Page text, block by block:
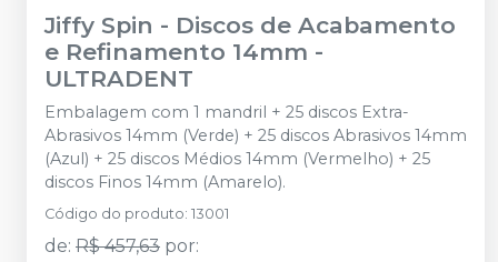
Jiffy Spin - Discos de Acabamento
e Refinamento 14mm -
ULTRADENT
Embalagem com 1 mandril + 25 discos Extra-
Abrasivos 14mm (Verde) + 25 discos Abrasivos 14mm
(Azul) + 25 discos Médios 14mm (Vermelho) + 25
discos Finos 14mm (Amarelo).
Código do produto: 13001
de: R$ 457,63 por: